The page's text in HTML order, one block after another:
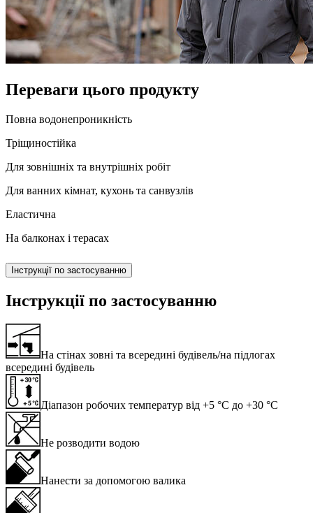
Переваги цього продукту
Повна водонепроникність
Тріщиностійка
Для зовнішніх та внутрішніх робіт
Для ванних кімнат, кухонь та санвузлів
Еластична
На балконах і терасах
Інструкції по застосуванню
Інструкції по застосуванню
На стінах зовні та всередині будівель/на підлогах
всередині будівель
Діапазон робочих температур від +5 °C до +30 °C
Не розводити водою
Нанести за допомогою валика